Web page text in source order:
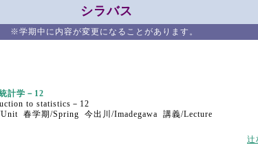
シラバス
※学期中に内容が変更になることがあります。
計学－12
to statistics－12
春学期/Spring 今出川/Imadegawa 講義/Lecture